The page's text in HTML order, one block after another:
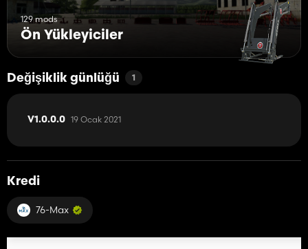
129 mods
Ön Yükleyiciler
Değişiklik günlüğü 1
V1.0.0.0 19 Ocak 2021
Kredi
76-Max